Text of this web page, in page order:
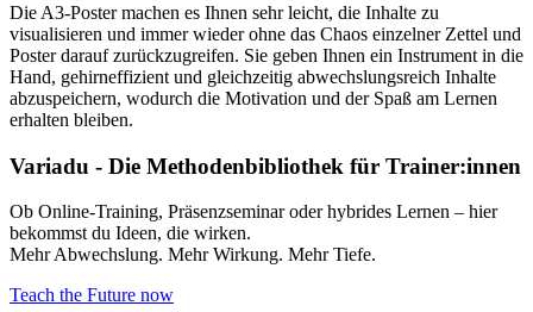
Die A3-Poster machen es Ihnen sehr leicht, die Inhalte zu
visualisieren und immer wieder ohne das Chaos einzelner Zettel und
Poster darauf zurückzugreifen. Sie geben Ihnen ein Instrument in die
Hand, gehirneffizient und gleichzeitig abwechslungsreich Inhalte
abzuspeichern, wodurch die Motivation und der Spaß am Lernen
erhalten bleiben.
Variadu - Die Methodenbibliothek für Trainer:innen
Ob Online-Training, Präsenzseminar oder hybrides Lernen – hier
bekommst du Ideen, die wirken.
Mehr Abwechslung. Mehr Wirkung. Mehr Tiefe.
Teach the Future now